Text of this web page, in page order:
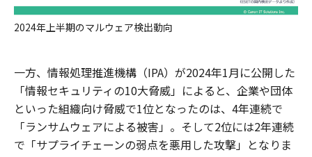
2024年上半期のマルウェア検出動向
一方、情報処理推進機構（IPA）が2024年1月に公開した
「情報セキュリティの10大脅威」によると、企業や団体
といった組織向け脅威で1位となったのは、4年連続で
「ランサムウェアによる被害」。そして2位には2年連続
で「サプライチェーンの弱点を悪用した攻撃」となりま